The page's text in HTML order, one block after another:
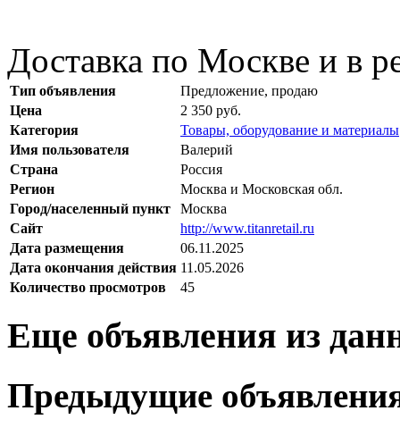
Доставка по Москве и в
Тип объявления
Предложение, продаю
Цена
2 350 руб.
Категория
Товары, оборудование и материалы
Имя пользователя
Валерий
Страна
Россия
Регион
Москва и Московская обл.
Город/населенный пункт
Москва
Сайт
http://www.titanretail.ru
Дата размещения
06.11.2025
Дата окончания действия 11.05.2026
Количество просмотров
45
Еще объявления из
Предыдущие